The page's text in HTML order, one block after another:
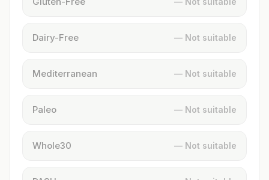
Dairy-Free — Not suitable
Mediterranean — Not suitable
Paleo — Not suitable
Whole30 — Not suitable